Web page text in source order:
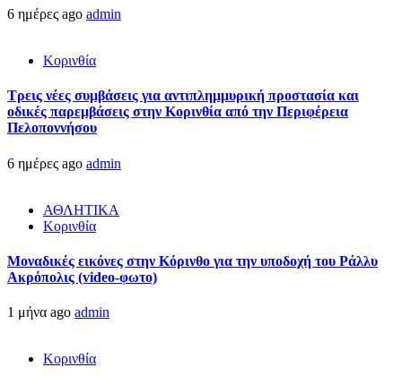
6 ημέρες ago admin
Κορινθία
Τρεις νέες συμβάσεις για αντιπλημμυρική προστασία και
οδικές παρεμβάσεις στην Κορινθία από την Περιφέρεια
Πελοποννήσου
6 ημέρες ago admin
ΑΘΛΗΤΙΚΑ
Κορινθία
Μοναδικές εικόνες στην Κόρινθο για την υποδοχή του Ράλλυ
Ακρόπολις (video-φωτο)
1 μήνα ago admin
Κορινθία